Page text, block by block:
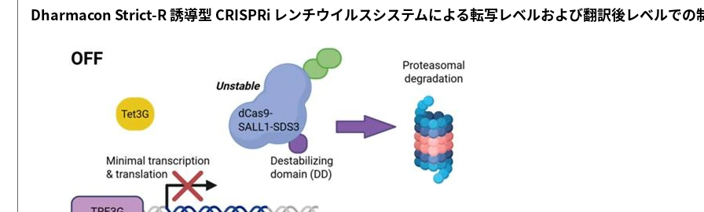
Dharmacon Strict‑R 誘導型 CRISPRi レンチウイルスシステムによる転写レベルおよび翻訳後レベルでの